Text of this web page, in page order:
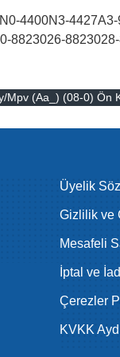
4400N3-
8823026-
Mpv (Aa_) (08-0) Ön
Üyelik
Gizlilik ve
Mesafeli
İptal ve
Çerezler
KVKK